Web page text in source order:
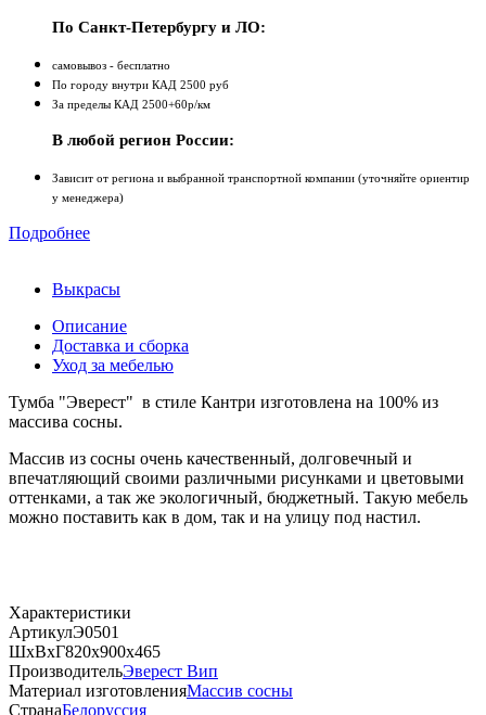
По Санкт-Петербургу и ЛО:
самовывоз - бесплатно
По городу внутри КАД 2500 руб
За пределы КАД 2500+60р/км
В любой регион России:
Зависит от региона и выбранной транспортной компании (уточняйте ориентир
у менеджера)
Подробнее
Выкрасы
Описание
Доставка и сборка
Уход за мебелью
Тумба "Эверест" в стиле Кантри изготовлена на 100% из
массива сосны.
Массив из сосны очень качественный, долговечный и
впечатляющий своими различными рисунками и цветовыми
оттенками, а так же экологичный, бюджетный. Такую мебель
можно поставить как в дом, так и на улицу под настил.
Характеристики
АртикулЭ0501
ШхВхГ820х900х465
ПроизводительЭверест Вип
Материал изготовленияМассив сосны
СтранаБелоруссия